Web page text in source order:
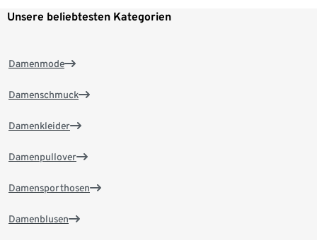
Unsere beliebtesten Kategorien
Damenmode
Damenschmuck
Damenkleider
Damenpullover
Damensporthosen
Damenblusen